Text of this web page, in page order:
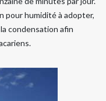
pour humidité à adopter,
condensation afin